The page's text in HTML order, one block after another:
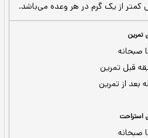
از فناوری‌های فیلترینگ
چربی و لاکتوز به مقدار
مکمل حذف می‌شود تا